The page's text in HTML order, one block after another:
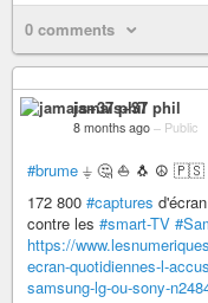
0 comments
jamais+37 phil
8 months ago – Public
#brume ⏚ 🤔 ⛵️ 🐧 ☮️ 🇵🇸
172 800 #captures d'écran
contre les #smart-TV
https://
ecran-quotidiennes-l-
samsung-lg-ou-sony-